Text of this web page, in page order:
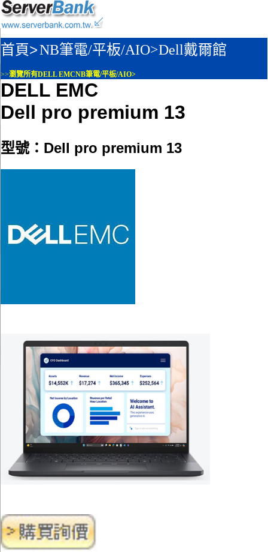
首頁>NB筆電/平板/AIO>Dell戴爾館
>>瀏覽所有DELL EMCNB筆電/平板/AIO>
DELL EMC
Dell pro premium 13
型號：Dell pro premium 13